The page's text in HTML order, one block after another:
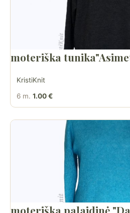
moteriška
KristiKnit
6 m. 1.00 €
moteriška palaidinė